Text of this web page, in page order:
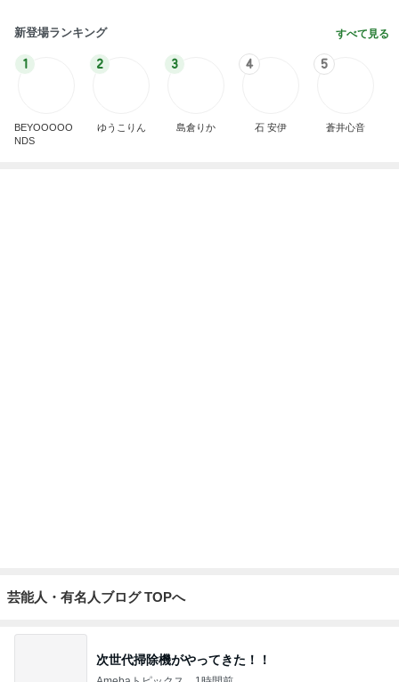
新登場ランキング すべて見る
1
NDS
2 3 4 5
芸能人・有名人ブログ TOPへ
次世代掃除機がやってきた！！
Amebaトピックス 1時間前